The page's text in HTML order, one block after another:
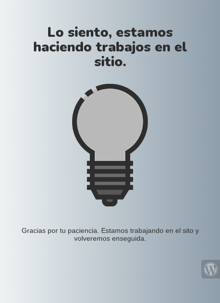
Lo siento, estamos
haciendo trabajos en el
sitio.
Gracias por tu paciencia. Estamos trabajando en el sito y
volveremos enseguida.